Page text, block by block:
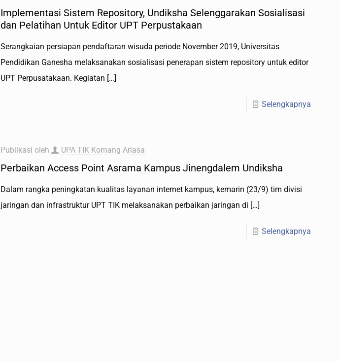
Implementasi Sistem Repository, Undiksha Selenggarakan Sosialisasi
dan Pelatihan Untuk Editor UPT Perpustakaan
Serangkaian persiapan pendaftaran wisuda periode November 2019, Universitas
Pendidikan Ganesha melaksanakan sosialisasi penerapan sistem repository untuk editor
UPT Perpusatakaan. Kegiatan […]
Selengkapnya
Publikasi oleh UPA TIK Komang Ariasa
Perbaikan Access Point Asrama Kampus Jinengdalem Undiksha
Dalam rangka peningkatan kualitas layanan internet kampus, kemarin (23/9) tim divisi
jaringan dan infrastruktur UPT TIK melaksanakan perbaikan jaringan di […]
Selengkapnya